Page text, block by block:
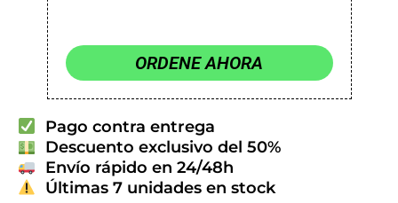
ORDENE AHORA
Pago contra entrega
Descuento exclusivo del 50%
Envío rápido en 24/48h
Últimas 7 unidades en stock